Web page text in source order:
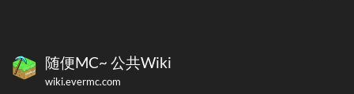
随便MC~ 公共Wiki
wiki.evermc.com